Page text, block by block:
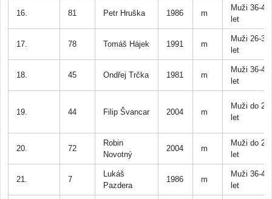
16. 81 Petr Hruška 1986 m
Muži 36-45
let
17. 78 Tomáš Hájek 1991 m
Muži 26-35
let
18. 45 Ondřej Trčka 1981 m
Muži 36-45
let
19. 44 Filip Švancar 2004 m
Muži do 25
let
20. 72
Robin
Novotný
2004 m
Muži do 25
let
21. 7
Lukáš
Pazdera
1986 m
Muži 36-45
let